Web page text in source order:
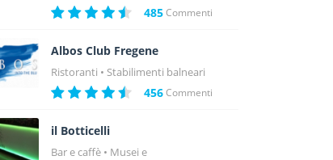
485Commenti
Albos Club Fregene
Ristoranti Stabilimenti balneari
456Commenti
il Botticelli
Bar e caffè
Musei e